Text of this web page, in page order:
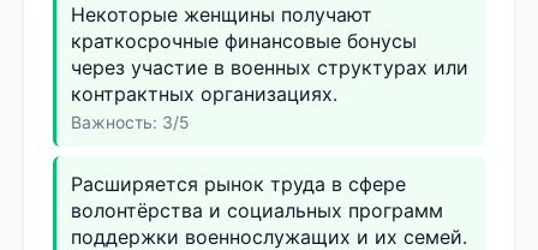
Некоторые женщины получают
краткосрочные финансовые бонусы
через участие в военных структурах или
контрактных организациях.
Важность: 3/5
Расширяется рынок труда в сфере
волонтёрства и социальных программ
поддержки военнослужащих и их семей.